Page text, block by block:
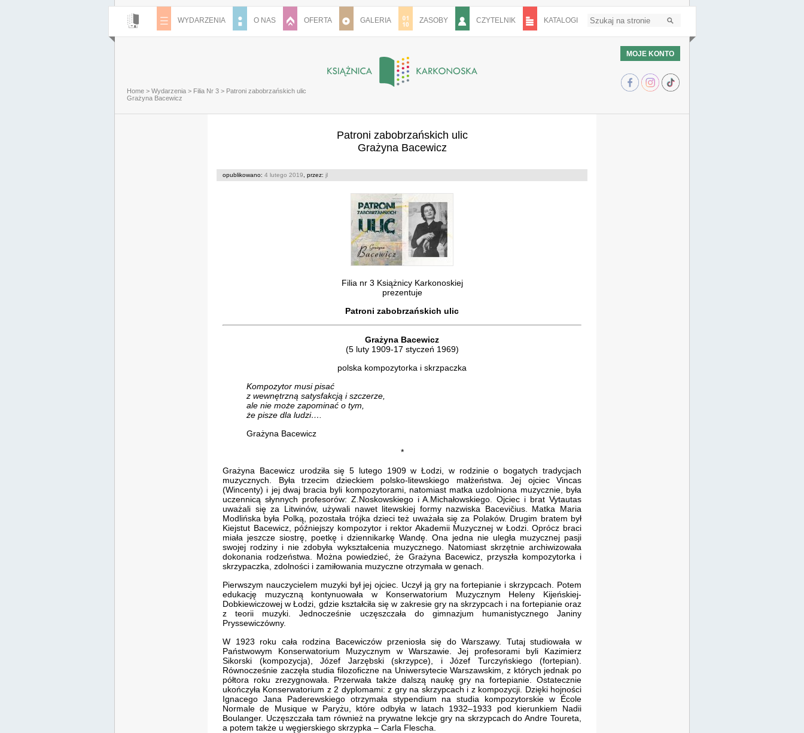
WYDARZENIA O NAS OFERTA GALERIA ZASOBY CZYTELNIK KATALOGI
MOJE KONTO
Home > Wydarzenia > Filia Nr 3 > Patroni zabobrzańskich ulic
Grażyna Bacewicz
Patroni zabobrzańskich ulic
Grażyna Bacewicz
opublikowano: 4 lutego 2019 , przez: jl
Filia nr 3 Książnicy Karkonoskiej
prezentuje
Patroni zabobrzańskich ulic
Grażyna Bacewicz
(5 luty 1909-17 styczeń 1969)
polska kompozytorka i skrzpaczka
Kompozytor musi pisać
z wewnętrzną satysfakcją i szczerze,
ale nie może zapominać o tym,
że pisze dla ludzi….
Grażyna Bacewicz
*
Grażyna Bacewicz urodziła się 5 lutego 1909 w Łodzi, w rodzinie o bogatych tradycjach
muzycznych. Była trzecim dzieckiem polsko-litewskiego małżeństwa. Jej ojciec Vincas
(Wincenty) i jej dwaj bracia byli kompozytorami, natomiast matka uzdolniona muzycznie, była
uczennicą słynnych profesorów: Z.Noskowskiego i A.Michałowskiego. Ojciec i brat Vytautas
uważali się za Litwinów, używali nawet litewskiej formy nazwiska Bacevičius. Matka Maria
Modlińska była Polką, pozostała trójka dzieci też uważała się za Polaków. Drugim bratem był
Kiejstut Bacewicz, późniejszy kompozytor i rektor Akademii Muzycznej w Łodzi. Oprócz braci
miała jeszcze siostrę, poetkę i dziennikarkę Wandę. Ona jedna nie uległa muzycznej pasji
swojej rodziny i nie zdobyła wykształcenia muzycznego. Natomiast skrzętnie archiwizowała
dokonania rodzeństwa. Można powiedzieć, że Grażyna Bacewicz, przyszła kompozytorka i
skrzypaczka, zdolności i zamiłowania muzyczne otrzymała w genach.
Pierwszym nauczycielem muzyki był jej ojciec. Uczył ją gry na fortepianie i skrzypcach. Potem
edukację muzyczną kontynuowała w Konserwatorium Muzycznym Heleny Kijeńskiej-
Dobkiewiczowej w Łodzi, gdzie kształciła się w zakresie gry na skrzypcach i na fortepianie oraz
z teorii muzyki. Jednocześnie uczęszczała do gimnazjum humanistycznego Janiny
Pryssewiczówny.
W 1923 roku cała rodzina Bacewiczów przeniosła się do Warszawy. Tutaj studiowała w
Państwowym Konserwatorium Muzycznym w Warszawie. Jej profesorami byli Kazimierz
Sikorski (kompozycja), Józef Jarzębski (skrzypce), i Józef Turczyńskiego (fortepian).
Równocześnie zaczęła studia filozoficzne na Uniwersytecie Warszawskim, z których jednak po
półtora roku zrezygnowała. Przerwała także dalszą naukę gry na fortepianie. Ostatecznie
ukończyła Konserwatorium z 2 dyplomami: z gry na skrzypcach i z kompozycji. Dzięki hojności
Ignacego Jana Paderewskiego otrzymała stypendium na studia kompozytorskie w École
Normale de Musique w Paryżu, które odbyła w latach 1932–1933 pod kierunkiem Nadii
Boulanger. Uczęszczała tam również na prywatne lekcje gry na skrzypcach do Andre Toureta,
a potem także u węgierskiego skrzypka – Carla Flescha.